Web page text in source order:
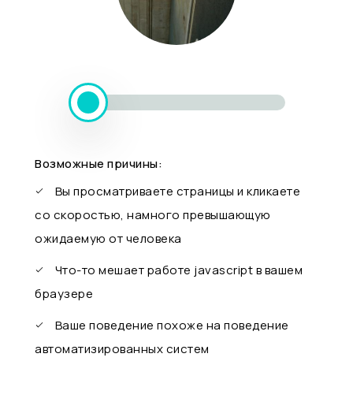
Возможные причины:
Вы просматриваете страницы и кликаете
со скоростью, намного превышающую
ожидаемую от человека
Что-то мешает работе javascript в вашем
браузере
Ваше поведение похоже на поведение
автоматизированных систем